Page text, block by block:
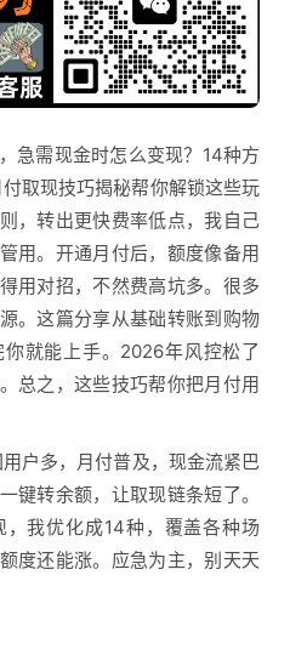
急需现金时怎么变现？14种方
取现技巧揭秘帮你解锁这些玩
，转出更快费率低点，我自己
用。开通月付后，额度像备用
用对招，不然费高坑多。很多
。这篇分享从基础转账到购物
就能上手。2026年风控松了
总之，这些技巧帮你把月付用
户多，月付普及，现金流紧巴
键转余额，让取现链条短了。
我优化成14种，覆盖各种场
度还能涨。应急为主，别天天